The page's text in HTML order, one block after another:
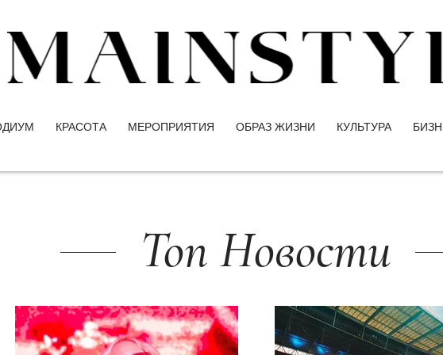
КРАСОТА МЕРОПРИЯТИЯ ОБРАЗ ЖИЗНИ КУЛЬТУРА
Топ Новости